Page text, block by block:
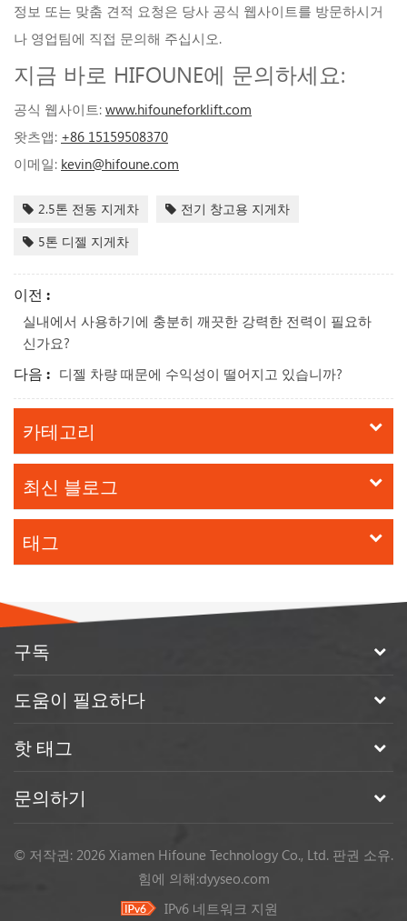
정보 또는 맞춤 견적 요청은 당사 공식 웹사이트를 방문하시거
나 영업팀에 직접 문의해 주십시오.
지금 바로 HIFOUNE에 문의하세요:
공식 웹사이트: www.hifouneforklift.com
왓츠앱: +86 15159508370
이메일: kevin@hifoune.com
2.5톤 전동 지게차
전기 창고용 지게차
5톤 디젤 지게차
이전 :
실내에서 사용하기에 충분히 깨끗한 강력한 전력이 필요하
신가요?
다음 : 디젤 차량 때문에 수익성이 떨어지고 있습니까?
카테고리
최신 블로그
태그
구독
도움이 필요하다
핫 태그
문의하기
© 저작권: 2026 Xiamen Hifoune Technology Co., Ltd. 판권 소유.
힘에 의해:dyyseo.com
IPv6 네트워크 지원